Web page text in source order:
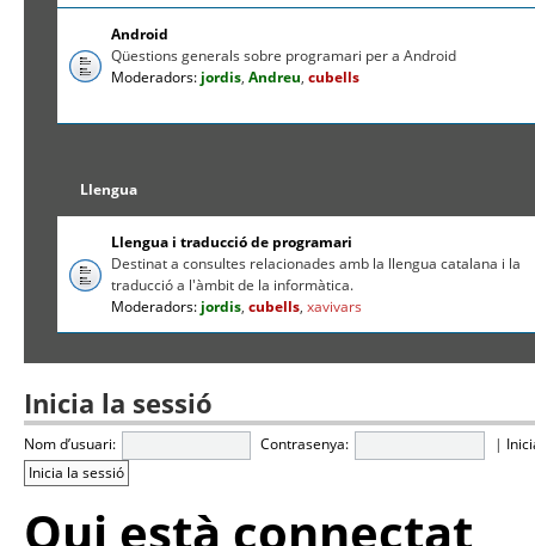
Android
Qüestions generals sobre programari per a Android
Moderadors: jordis,Andreu,cubells
Llengua
Llengua i traducció de programari
Destinat a consultes relacionades amb la llengua catalana i la
traducció a l'àmbit de la informàtica.
Moderadors: jordis,cubells,xavivars
Inicia la sessió
Nom d’usuari: Contrasenya: |
Qui està connectat